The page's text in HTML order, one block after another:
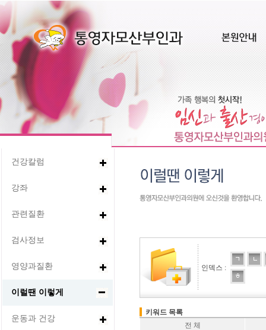
건강칼럼
강좌
관련질환
검사정보
영양과질환
이럴땐 이렇게
운동과 건강
인덱스 :
키워드 목록
전 체